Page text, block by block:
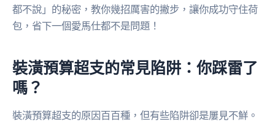
都不說」的秘密，教你幾招厲害的撇步，讓你成功守住荷
包，省下一個愛馬仕都不是問題！
裝潢預算超支的常見陷阱：你踩雷了
嗎？
裝潢預算超支的原因百百種，但有些陷阱卻是屢見不鮮。